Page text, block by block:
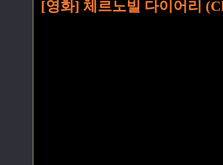
[영화] 체르노빌 다이어리